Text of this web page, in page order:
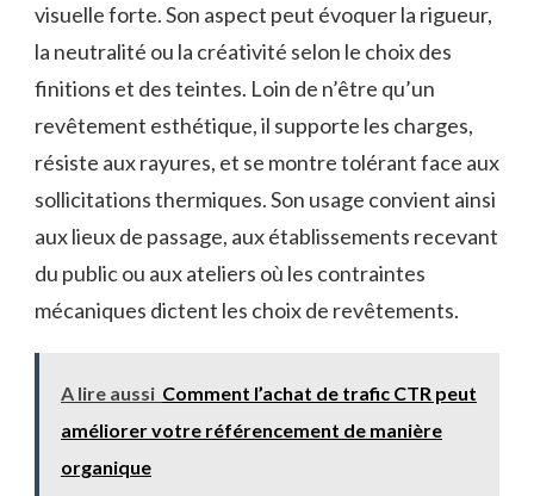
visuelle forte. Son aspect peut évoquer la rigueur,
la neutralité ou la créativité selon le choix des
finitions et des teintes. Loin de n’être qu’un
revêtement esthétique, il supporte les charges,
résiste aux rayures, et se montre tolérant face aux
sollicitations thermiques. Son usage convient ainsi
aux lieux de passage, aux établissements recevant
du public ou aux ateliers où les contraintes
mécaniques dictent les choix de revêtements.
A lire aussi Comment l’achat de trafic CTR peut
améliorer votre référencement de manière
organique